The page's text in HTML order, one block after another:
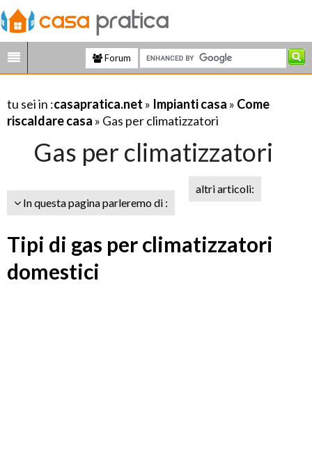
Forum
tu sei in :casapratica.net » Impianti casa » Come
riscaldare casa » Gas per climatizzatori
Gas per climatizzatori
In questa pagina parleremo di :
altri articoli:
Tipi di gas per climatizzatori
domestici